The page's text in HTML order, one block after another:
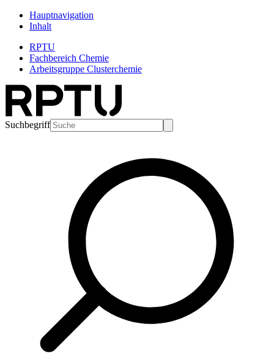
Hauptnavigation
Inhalt
RPTU
Fachbereich Chemie
Arbeitsgruppe Clusterchemie
Suchbegriff